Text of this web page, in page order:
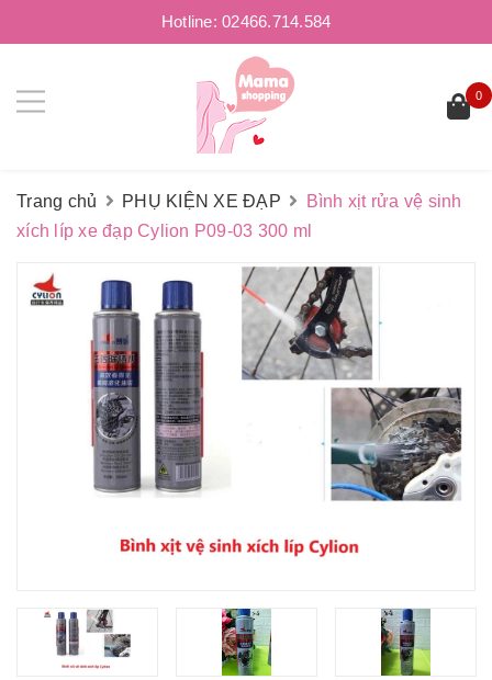
Hotline: 02466.714.584
0
Trang chủ PHỤ KIỆN XE ĐẠP
Bình xịt rửa vệ sinh
xích líp xe đạp Cylion P09-03 300 ml